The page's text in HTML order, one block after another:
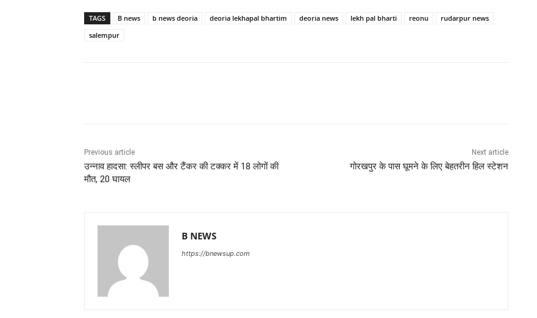
TAGS B news b news deoria deoria lekhapal bhartim deoria news lekh pal bharti reonu
rudarpur news
salempur
Previous article
उन्नाव हादसा: स्लीपर बस और टैंकर की टक्कर में 18 लोगों की
मौत, 20 घायल
Next article
गोरखपुर के पास घूमने के लिए बेहतरीन हिल स्टेशन
B NEWS
https://bnewsup.com